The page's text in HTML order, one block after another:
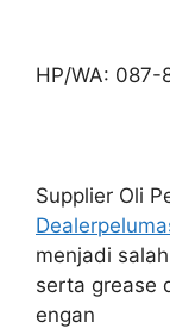
HP/WA:
Supplier Oli
menjadi
serta grease
engan